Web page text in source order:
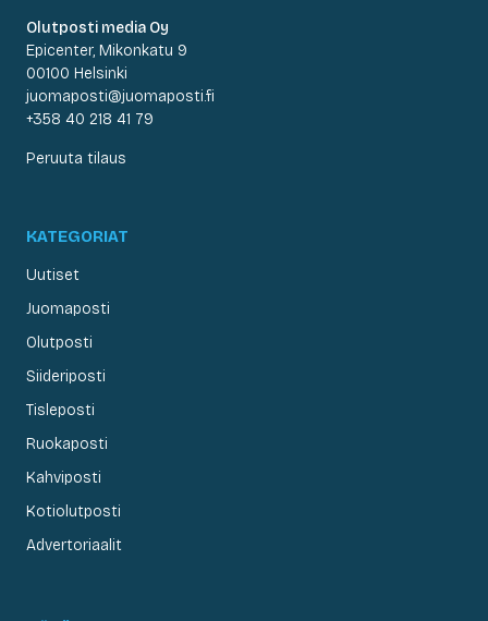
Olutposti media Oy
Epicenter, Mikonkatu 9
00100 Helsinki
juomaposti@juomaposti.fi
+358 40 218 41 79
Peruuta tilaus
KATEGORIAT
Uutiset
Juomaposti
Olutposti
Siideriposti
Tisleposti
Ruokaposti
Kahviposti
Kotiolutposti
Advertoriaalit